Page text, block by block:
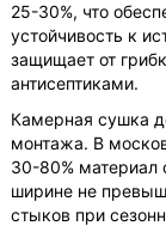
25-30%, что
устойчивость к
защищает от
антисептиками.
Камерная сушка
монтажа. В
30-80% материал
ширине не
стыков при